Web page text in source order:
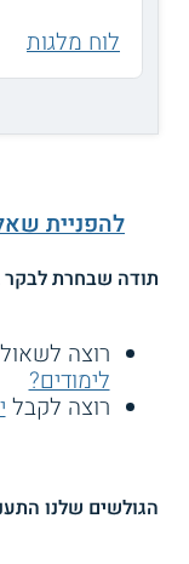
לוח מלגות
להפניית
תודה שבחרת לבקר
רוצה
לימודים?
רוצה לקבל
הגולשים שלנו